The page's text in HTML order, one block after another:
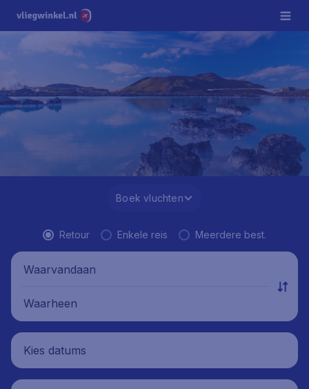
Boek vluchten
Retour Enkele reis Meerdere best.
Waarvandaan
Waarheen
Kies datums